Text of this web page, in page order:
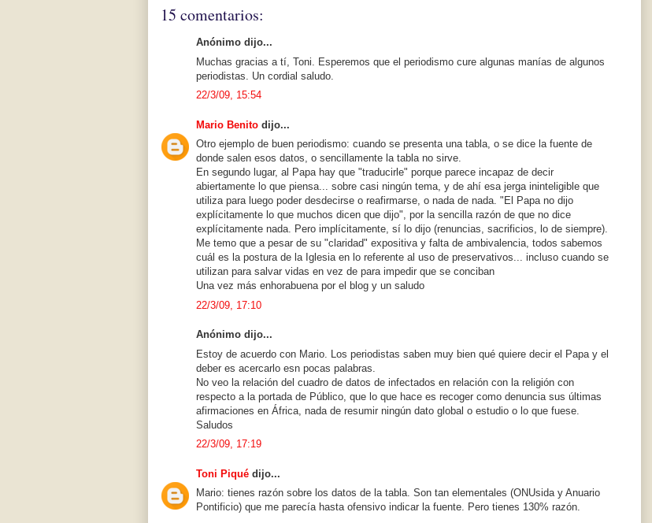
15 comentarios:
Anónimo dijo...
Muchas gracias a tí, Toni. Esperemos que el periodismo cure algunas manías de algunos
periodistas. Un cordial saludo.
22/3/09, 15:54
Mario Benito dijo...
Otro ejemplo de buen periodismo: cuando se presenta una tabla, o se dice la fuente de
donde salen esos datos, o sencillamente la tabla no sirve.
En segundo lugar, al Papa hay que "traducirle" porque parece incapaz de decir
abiertamente lo que piensa... sobre casi ningún tema, y de ahí esa jerga ininteligible que
utiliza para luego poder desdecirse o reafirmarse, o nada de nada. "El Papa no dijo
explícitamente lo que muchos dicen que dijo", por la sencilla razón de que no dice
explícitamente nada. Pero implícitamente, sí lo dijo (renuncias, sacrificios, lo de siempre).
Me temo que a pesar de su "claridad" expositiva y falta de ambivalencia, todos sabemos
cuál es la postura de la Iglesia en lo referente al uso de preservativos... incluso cuando se
utilizan para salvar vidas en vez de para impedir que se conciban
Una vez más enhorabuena por el blog y un saludo
22/3/09, 17:10
Anónimo dijo...
Estoy de acuerdo con Mario. Los periodistas saben muy bien qué quiere decir el Papa y el
deber es acercarlo esn pocas palabras.
No veo la relación del cuadro de datos de infectados en relación con la religión con
respecto a la portada de Público, que lo que hace es recoger como denuncia sus últimas
afirmaciones en África, nada de resumir ningún dato global o estudio o lo que fuese.
Saludos
22/3/09, 17:19
Toni Piqué dijo...
Mario: tienes razón sobre los datos de la tabla. Son tan elementales (ONUsida y Anuario
Pontificio) que me parecía hasta ofensivo indicar la fuente. Pero tienes 130% razón.